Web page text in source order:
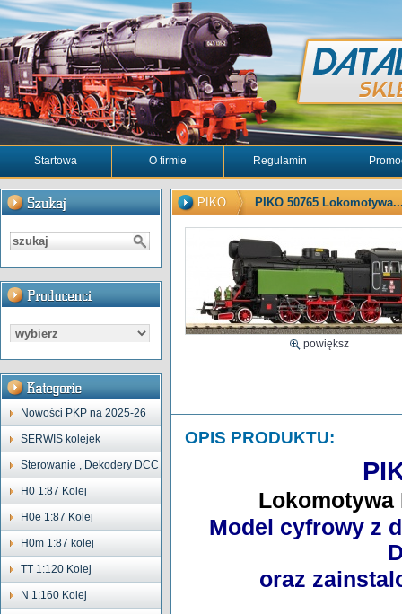
Startowa O firmie Regulamin
Nowości PKP na 2025-26
SERWIS kolejek
Sterowanie , Dekodery DCC
H0 1:87 Kolej
H0e 1:87 Kolej
H0m 1:87 kolej
TT 1:120 Kolej
N 1:160 Kolej
PIKO PIKO 50765
powiększ
OPIS PRODUKTU:
Lokomotywa
Model cyfrowy z
oraz